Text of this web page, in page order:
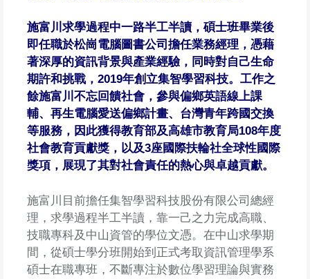
施富川求學過程中一路半工半讀，碩士班畢業後
即任職於松崗電腦圖書公司擔任業務經理，憑藉
著深厚的資訊背景與產業經驗，同時對自己生命
期許和挑戰，2019年創立集智學習科技。工作之
餘施富川不忘回饋社會，參與偏鄉英語線上課
輔、再生電腦愛送偏鄉計畫、台灣青年跨國交換
等服務，因此獲得教育部及高雄市教育局108年度
社會教育貢獻獎，以及3座國際扶輪社全球性國際
獎項，展現了其對社會責任的熱心與卓越貢獻。
施富川目前擔任集智學習科技股份有限公司總經
理，求學過程半工半讀，靠一己之力完成高職、
技職專科及中山資管的學位文憑。在中山求學期
間，從碩士學分班開始到正式考取資訊管理學系
碩士在職專班，不斷專注於數位學習理論與實務